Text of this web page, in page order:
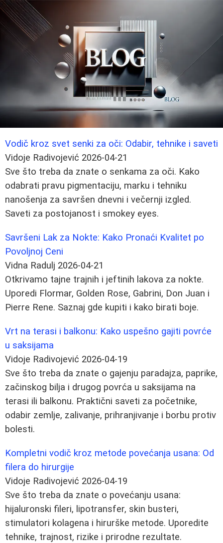
Vodič kroz svet senki za oči: Odabir, tehnike i saveti
Vidoje Radivojević 2026-04-21
Sve što treba da znate o senkama za oči. Kako
odabrati pravu pigmentaciju, marku i tehniku
nanošenja za savršen dnevni i večernji izgled.
Saveti za postojanost i smokey eyes.
Savršeni Lak za Nokte: Kako Pronaći Kvalitet po
Povoljnoj Ceni
Vidna Radulj 2026-04-21
Otkrivamo tajne trajnih i jeftinih lakova za nokte.
Uporedi Flormar, Golden Rose, Gabrini, Don Juan i
Pierre Rene. Saznaj gde kupiti i kako birati boje.
Vrt na terasi i balkonu: Kako uspešno gajiti povrće
u saksijama
Vidoje Radivojević 2026-04-19
Sve što treba da znate o gajenju paradajza, paprike,
začinskog bilja i drugog povrća u saksijama na
terasi ili balkonu. Praktični saveti za početnike,
odabir zemlje, zalivanje, prihranjivanje i borbu protiv
bolesti.
Kompletni vodič kroz metode povećanja usana: Od
filera do hirurgije
Vidoje Radivojević 2026-04-19
Sve što treba da znate o povećanju usana:
hijaluronski fileri, lipotransfer, skin busteri,
stimulatori kolagena i hirurške metode. Uporedite
tehnike, trajnost, rizike i prirodne rezultate.